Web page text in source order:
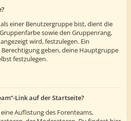
einer Benutzergruppe bist, dient die
sowie den Gruppenrang,
wird, festzulegen. Ein
geben, deine Hauptgruppe
festzulegen.
Link auf der Startseite?
Auflistung des Forenteams,